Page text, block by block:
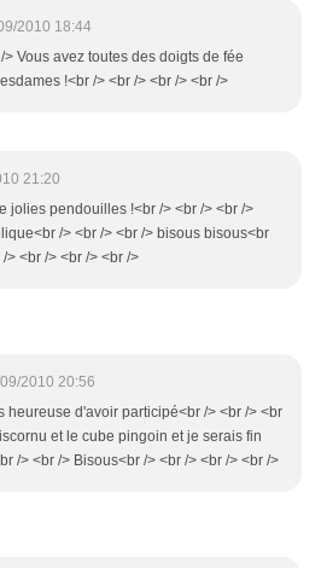
2010 18:44
> Vous avez toutes des doigts de fée
!<br /> <br /> <br /> <br />
21:20
jolies pendouilles !<br /> <br /> <br />
/> <br /> <br /> bisous bisous<br
> <br /> <br /> <br />
2010 20:56
heureuse d'avoir participé<br /> <br /> <br
et le cube pingoin et je serais fin
/> <br /> Bisous<br /> <br /> <br /> <br />